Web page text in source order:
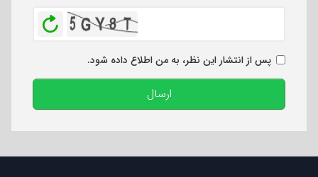
پس از انتشار این نظر، به من اطلاع داده شود.
ارسال